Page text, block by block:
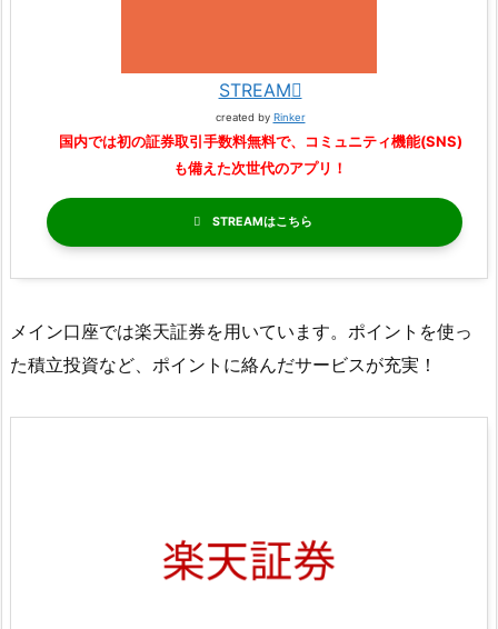
STREAM
created by Rinker
国内では初の証券取引手数料無料で、コミュニティ機能(SNS)
も備えた次世代のアプリ！
STREAM
メイン口座では楽天証券を用いています。ポイントを使っ
た積立投資など、ポイントに絡んだサービスが充実！